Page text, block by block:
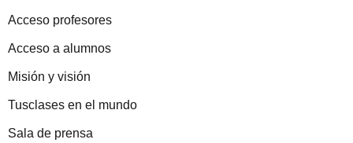
Acceso profesores
Acceso a alumnos
Misión y visión
Tusclases en el mundo
Sala de prensa